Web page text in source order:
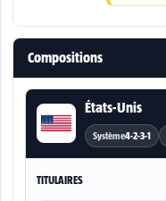
Compositions
États-Unis
Système4-2-3-1
TITULAIRES